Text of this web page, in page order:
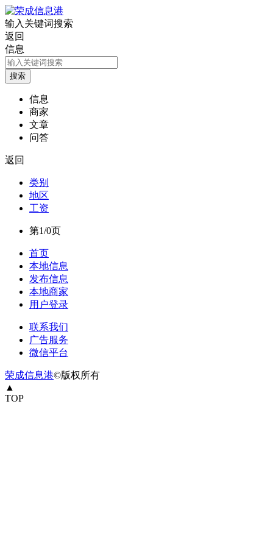
输入关键词搜索
返回
信息
信息
商家
文章
问答
返回
类别
地区
工资
第1/0页
首页
本地信息
发布信息
本地商家
用户登录
联系我们
广告服务
微信平台
荣成信息港©版权所有
▲
TOP